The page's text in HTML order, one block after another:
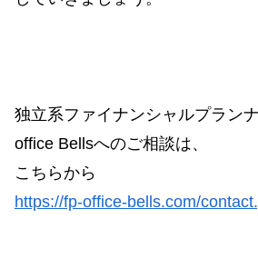
独立系ファイナンシャルプラン
office Bellsへのご相談は、
こちらから
https://fp-office-bells.com/